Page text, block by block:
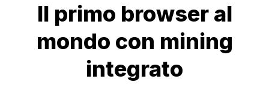
Il primo browser al
mondo con mining
integrato